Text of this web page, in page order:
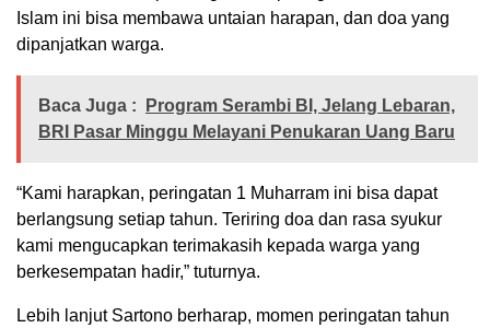
Islam ini bisa membawa untaian harapan, dan doa yang
dipanjatkan warga.
Baca Juga :
Program Serambi BI, Jelang Lebaran,
BRI Pasar Minggu Melayani Penukaran Uang Baru
“Kami harapkan, peringatan 1 Muharram ini bisa dapat
berlangsung setiap tahun. Teriring doa dan rasa syukur
kami mengucapkan terimakasih kepada warga yang
berkesempatan hadir,” tuturnya.
Lebih lanjut Sartono berharap, momen peringatan tahun